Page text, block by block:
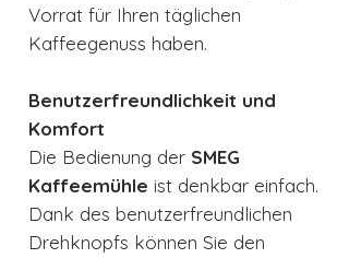
Vorrat für Ihren täglichen
Kaffeegenuss haben.
Benutzerfreundlichkeit und
Komfort
Die Bedienung der SMEG
Kaffeemühle ist denkbar einfach.
Dank des benutzerfreundlichen
Drehknopfs können Sie den